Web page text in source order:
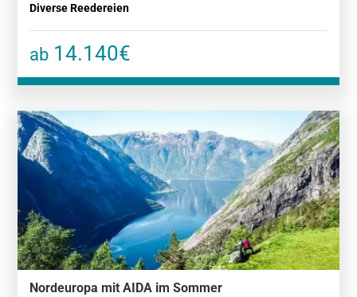
Diverse Reedereien
ab 14.140€
Nordeuropa mit AIDA im Sommer